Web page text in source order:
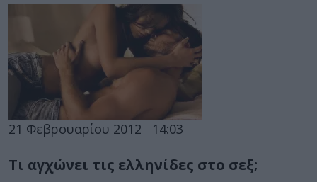
21 Φεβρουαρίου 2012 14:03
Τι αγχώνει τις ελληνίδες στο σεξ;